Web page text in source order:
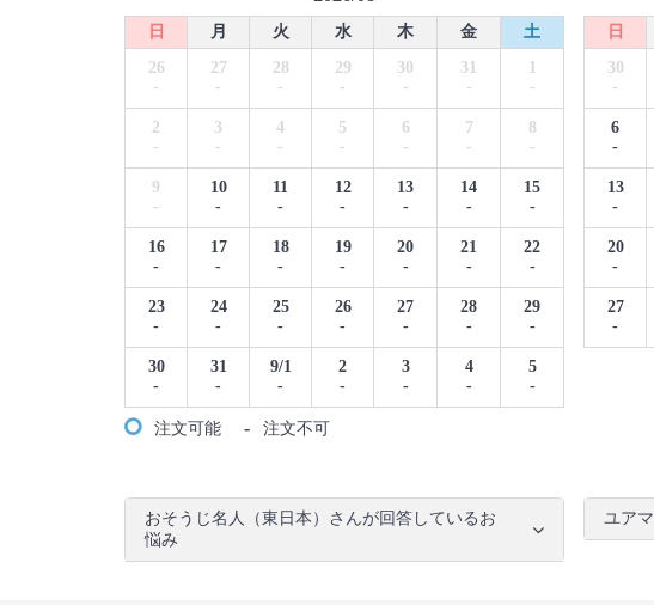
日 月 火 水 木 金
土
26
-
27
-
28
-
29
-
30
-
31
-
1
-
2
-
3
-
4
-
5
-
6
-
7
-
8
-
9
-
10
-
11
-
12
-
13
-
14
-
15
-
16
-
17
-
18
-
19
-
20
-
21
-
22
-
23
-
24
-
25
-
26
-
27
-
28
-
29
-
30
-
31
-
9/1
-
2
-
3
-
4
-
5
-
日
30
-
6
-
13
-
20
-
27
-
注文可能 - 注文不可
おそうじ名人（東日本）さんが回答しているお
悩み
ユア